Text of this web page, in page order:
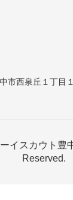
市西泉丘１丁目
イスカウト豊
Reserved.